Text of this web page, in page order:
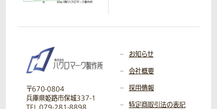
〒670-0804
兵庫県姫路市保城337-1
お知らせ
会社概要
採用情報
特定商取引法の表記